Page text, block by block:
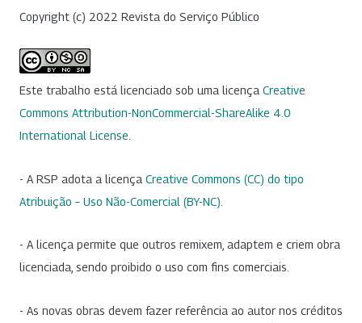
Copyright (c) 2022 Revista do Serviço Público
Este trabalho está licenciado sob uma licença Creative
Commons Attribution-NonCommercial-ShareAlike 4.0
International License
- A RSP adota a licença Creative Commons (CC) do tipo
Atribuição – Uso Não-Comercial (BY-NC)
- A licença permite que outros remixem, adaptem e criem obra
licenciada, sendo proibido o uso com fins comerciais.
- As novas obras devem fazer referência ao autor nos créditos